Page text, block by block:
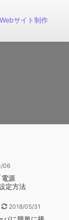
Webサイト制作
06
源
定方法
2018/05/31